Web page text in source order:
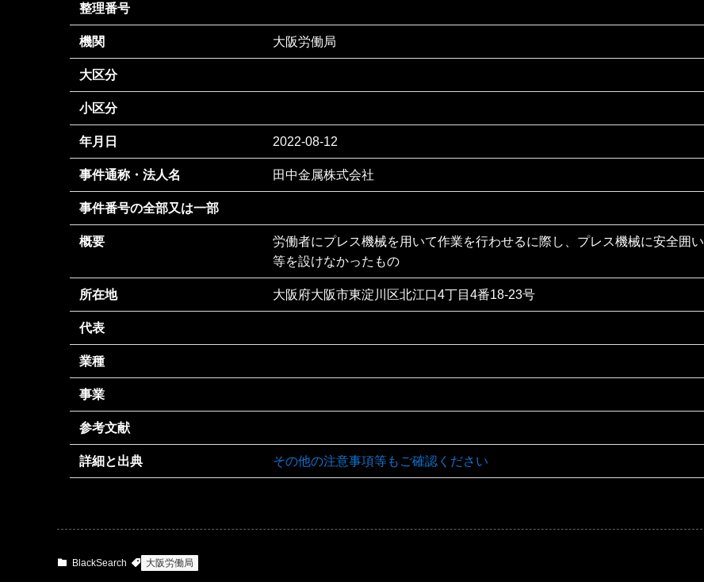
整理番号
機関 大阪労働局
大区分
小区分
年月日 2022-08-12
事件通称・法人名 田中金属株式会社
事件番号の全部又は一部
概要
労働者にプレス機械を用いて作業を行わせるに際し、プレス機械に安全囲い
等を設けなかったもの
所在地 大阪府大阪市東淀川区北江口4丁目4番18-23号
代表
業種
事業
参考文献
詳細と出典 その他の注意事項等もご確認ください
BlackSearch 大阪労働局